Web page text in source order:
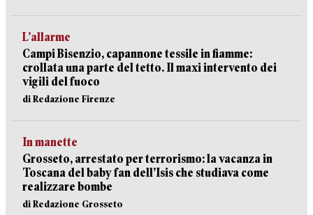
L’allarme
Campi Bisenzio, capannone tessile in fiamme:
crollata una parte del tetto. Il maxi intervento dei
vigili del fuoco
di Redazione Firenze
In manette
Grosseto, arrestato per terrorismo: la vacanza in
Toscana del baby fan dell’Isis che studiava come
realizzare bombe
di Redazione Grosseto